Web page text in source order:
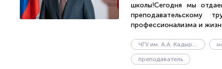
школы!Сегодня мы
преподавательскому
профессионализма и
ЧГУ им. А.А. Кадырова
преподаватель